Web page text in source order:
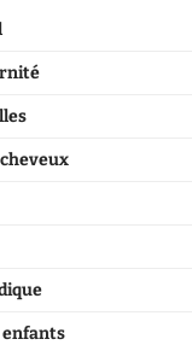
enfants